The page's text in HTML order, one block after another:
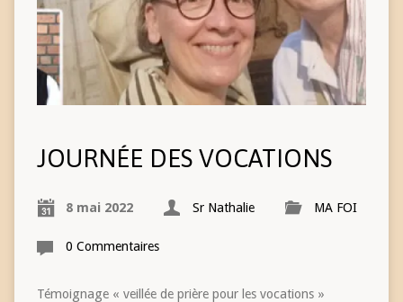
JOURNÉE DES VOCATIONS
8 mai 2022 Sr Nathalie MA FOI
0 Commentaires
Témoignage « veillée de prière pour les vocations »